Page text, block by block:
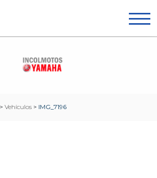
> Vehículos > IMG_7196